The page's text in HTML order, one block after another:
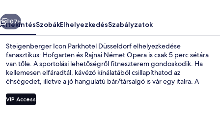
Következő
107+
ÁttekintésSzobákElhelyezkedésSzabályzatok
Steigenberger Icon Parkhotel Düsseldorf elhelyezkedése
fanasztikus: Hofgarten és Rajnai Német Opera is csak 5 perc sétára
van tőle. A sportolási lehetőségről fitneszterem gondoskodik. Ha
kellemesen elfáradtál, kávézó kínálatából csillapíthatod az
éhségedet, illetve a jó hangulatú bár/társalgó is vár egy italra. A
gőzfürdő és terasz. Más utazók imádják a hely következó jellemzőit:
segítőkész személyzet. Rövid sétával megközelíthető a
VIP Access